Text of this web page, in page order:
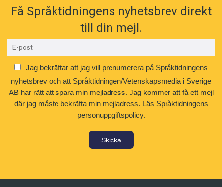
Få Språktidningens nyhetsbrev direkt
till din mejl.
Jag bekräftar att jag vill prenumerera på Språktidningens
nyhetsbrev och att Språktidningen/Vetenskapsmedia i Sverige
AB har rätt att spara min mejladress. Jag kommer att få ett mejl
där jag måste bekräfta min mejladress. Läs Språktidningens
personuppgiftspolicy.
Skicka